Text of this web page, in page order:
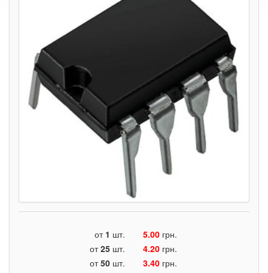
от 1 шт. 5.00 грн.
от25 шт. 4.20 грн.
от50 шт. 3.40 грн.